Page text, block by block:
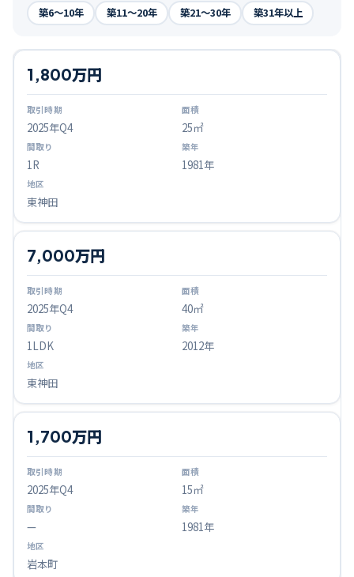
築6〜10年 築11〜20年 築21〜30年 築31年以上
2025年Q4
1,800万円
25㎡
1R 1981年
東神田
2025年Q4
7,000万円
40㎡
1LDK 2012年
東神田
2025年Q4
1,700万円
15㎡
— 1981年
岩本町